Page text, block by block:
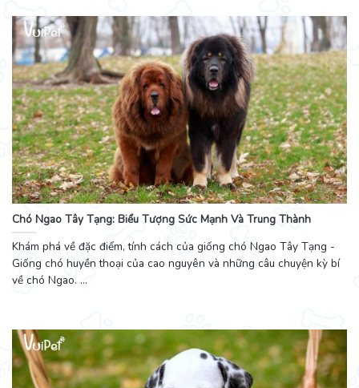
Chó Ngao Tây Tạng: Biểu Tượng Sức Mạnh Và Trung Thành
Khám phá về đặc điểm, tính cách của giống chó Ngao Tây Tạng -
Giống chó huyền thoại của cao nguyên và những câu chuyện kỳ bí
về chó Ngao. ...